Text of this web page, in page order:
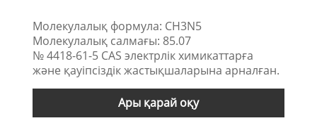
Молекулалық формула: CH3N5
Молекулалық салмағы: 85.07
№ 4418-61-5 CAS электрлік химикаттарға
және қауіпсіздік жастықшаларына арналған.
Ары қарай оқу